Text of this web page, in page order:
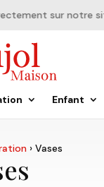
sur notre
Enfant
› Vases